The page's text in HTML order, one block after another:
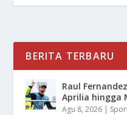
BERITA TERBARU
Raul
Aprilia hingga
Agu 8, 2026 |